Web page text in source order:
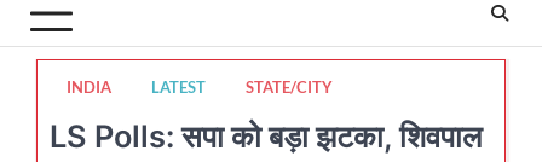
INDIA LATEST STATE/CITY
LS Polls: सपा को बड़ा झटका, शिवपाल